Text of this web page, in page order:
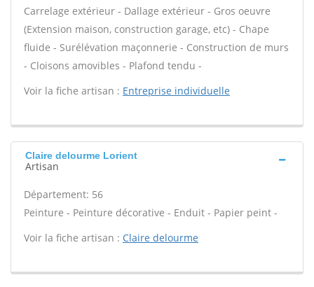
Carrelage extérieur - Dallage extérieur - Gros oeuvre
(Extension maison, construction garage, etc) - Chape
fluide - Surélévation maçonnerie - Construction de murs
- Cloisons amovibles - Plafond tendu -
Voir la fiche artisan : Entreprise individuelle
Claire delourme Lorient
Artisan
Département: 56
Peinture - Peinture décorative - Enduit - Papier peint -
Voir la fiche artisan : Claire delourme